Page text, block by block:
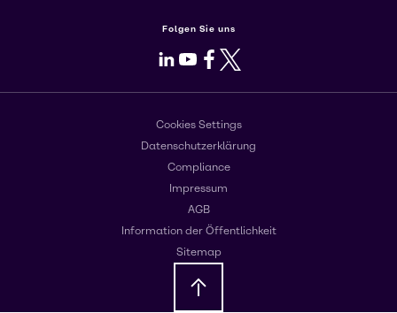
Folgen Sie uns
LinkedIn
Youtube
Facebook
X
Cookies Settings
Datenschutzerklärung
Compliance
Impressum
AGB
Information der Öffentlichkeit
Sitemap